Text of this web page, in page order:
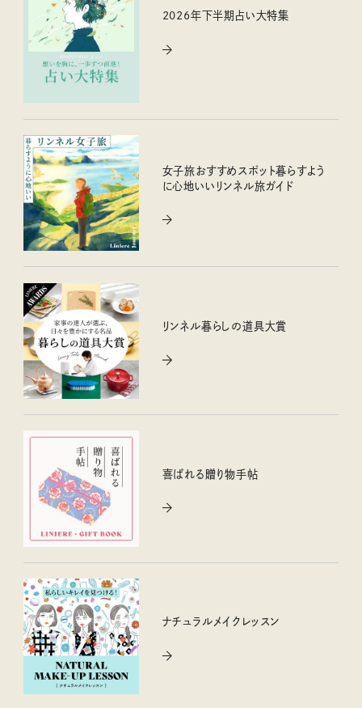
2026年下半期占い大特集
女子旅おすすめスポット暮らすよう
に心地いいリンネル旅ガイド
リンネル暮らしの道具大賞
喜ばれる贈り物手帖
ナチュラルメイクレッスン